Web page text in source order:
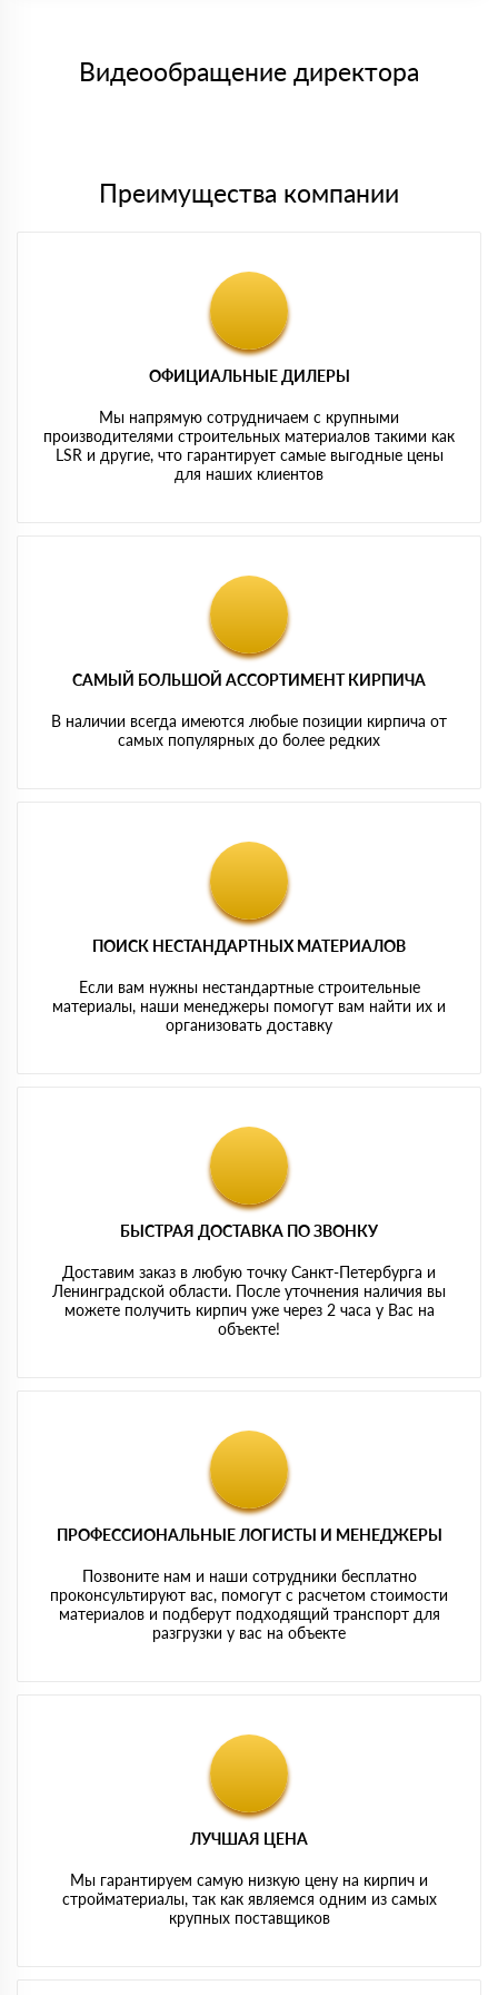
либо Вы забираете товар со склада самовывоза.
Видеообращение директора
Преимущества компании
ОФИЦИАЛЬНЫЕ ДИЛЕРЫ
Мы напрямую сотрудничаем с крупными
производителями строительных материалов такими как
LSR и другие, что гарантирует самые выгодные цены
для наших клиентов
САМЫЙ БОЛЬШОЙ АССОРТИМЕНТ КИРПИЧА
В наличии всегда имеются любые позиции кирпича от
самых популярных до более редких
ПОИСК НЕСТАНДАРТНЫХ МАТЕРИАЛОВ
Если вам нужны нестандартные строительные
материалы, наши менеджеры помогут вам найти их и
организовать доставку
БЫСТРАЯ ДОСТАВКА ПО ЗВОНКУ
Доставим заказ в любую точку Санкт-Петербурга и
Ленинградской области. После уточнения наличия вы
можете получить кирпич уже через 2 часа у Вас на
объекте!
ПРОФЕССИОНАЛЬНЫЕ ЛОГИСТЫ И МЕНЕДЖЕРЫ
Позвоните нам и наши сотрудники бесплатно
проконсультируют вас, помогут с расчетом стоимости
материалов и подберут подходящий транспорт для
разгрузки у вас на объекте
ЛУЧШАЯ ЦЕНА
Мы гарантируем самую низкую цену на кирпич и
стройматериалы, так как являемся одним из самых
крупных поставщиков